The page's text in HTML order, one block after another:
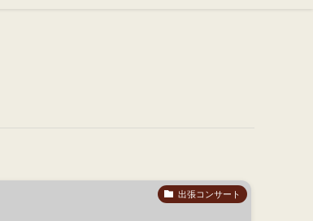
出張コンサート